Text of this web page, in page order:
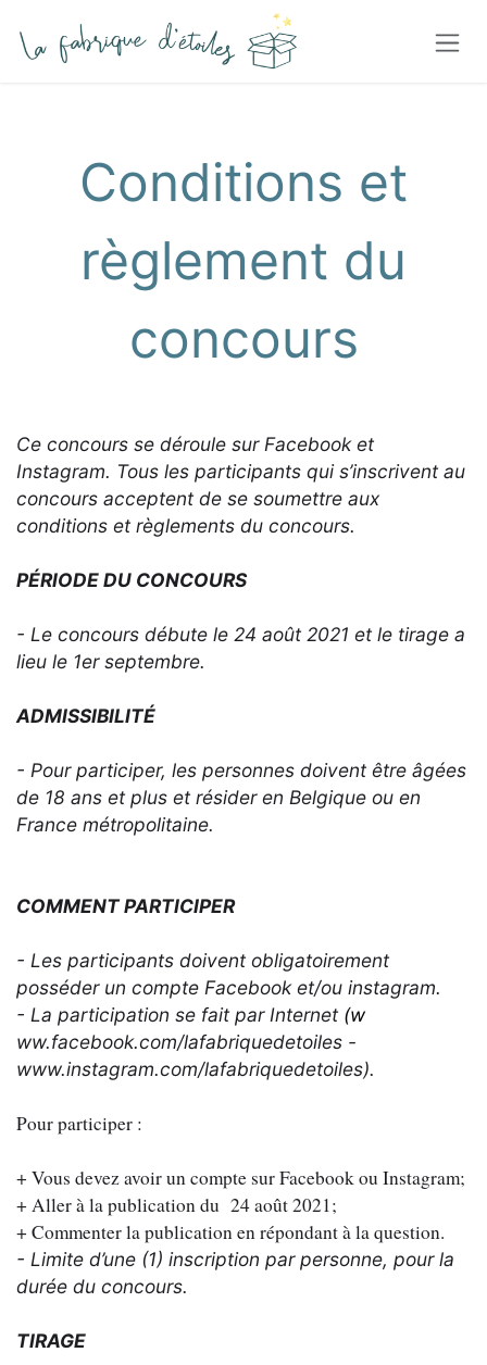
Conditions et
règlement du
concours
Ce concours se déroule sur Facebook et
Instagram. Tous les participants qui s’inscrivent au
concours acceptent de se soumettre aux
conditions et règlements du concours.
PÉRIODE DU CONCOURS
- Le concours débute le 24 août 2021 et le tirage a
lieu le 1er septembre.
ADMISSIBILITÉ
- Pour participer, les personnes doivent être âgées
de 18 ans et plus et résider en Belgique ou en
France métropolitaine.
COMMENT PARTICIPER
- Les participants doivent obligatoirement
posséder un compte Facebook et/ou instagram.
- La participation se fait par Internet (w
ww.facebook.com/lafabriquedetoiles -
www.instagram.com/lafabriquedetoiles).
Pour participer :
+ Vous devez avoir un compte sur Facebook ou Instagram;
+ Aller à la publication du 24 août 2021;
+ Commenter la publication en répondant à la question.
- Limite d’une (1) inscription par personne, pour la
durée du concours.
TIRAGE